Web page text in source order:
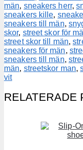
män, sneakers herr,
sneakers kille,
sneakers till män,
skor, street skor för
street skor till män,
sneakers för män,
sneakers till män,
män, streetskor man,
vit
RELATERADE